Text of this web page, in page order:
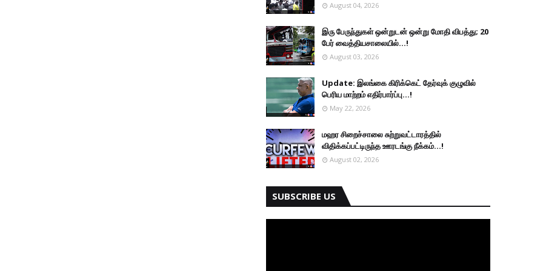
August 04, 2026
இரு ப‍ேருந்துகள் ஒன்றுடன் ஒன்று மோதி விபத்து; 20
பேர் வைத்தியசாலையில்...!
August 03, 2026
Update: இலங்கை கிரிக்கெட் தேர்வுக் குழுவில்
பெரிய மாற்றம் எதிர்பார்ப்பு...!
May 22, 2026
மஹர சிறைச்சாலை சுற்றுவட்டாரத்தில்
விதிக்கப்பட்டிருந்த ஊரடங்கு நீக்கம்...!
August 02, 2026
SUBSCRIBE US